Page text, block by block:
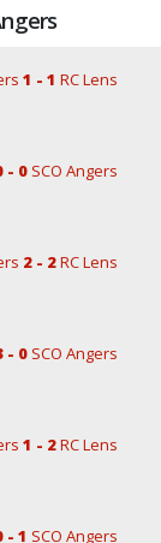
1 - 1 RC Lens
- 0 SCO Angers
2 - 2RC Lens
- 0 SCO Angers
1 - 2RC Lens
- 1 SCO Angers